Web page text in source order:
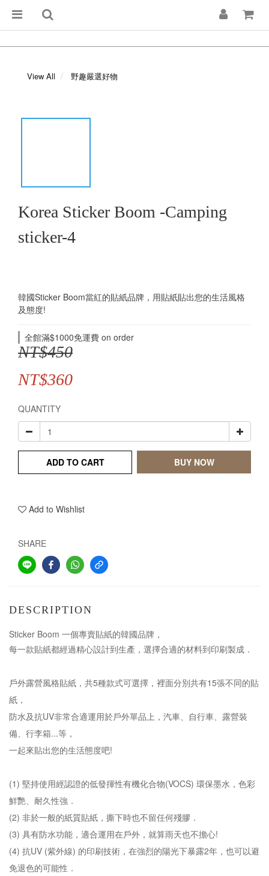
View All 野趣嚴選好物
Korea Sticker Boom -Camping
sticker-4
韓國Sticker Boom當紅的貼紙品牌，用貼紙貼出您的生活風格
及態度!
全館滿$1000免運費 on order
NT$450
NT$360
QUANTITY
ADD TO CART BUY NOW
Add to Wishlist
SHARE
DESCRIPTION
Sticker Boom 一個專賣貼紙的韓國品牌，
每一款貼紙都經過精心設計到生產，選擇合適的材料到印刷製成．
戶外露營風格貼紙，共5種款式可選擇，裡面分別共有15張不同的貼
紙，
防水及抗UV非常合適運用於戶外單品上，汽車、自行車、露營裝
備、行李箱...等，
一起來貼出您的生活態度吧!
(1) 堅持使用經認證的低發揮性有機化合物(VOCS) 環保墨水，色彩
鮮艷、耐久性強．
(2) 非於一般的紙質貼紙，撕下時也不留任何殘膠．
(3) 具有防水功能，適合運用在戶外，就算雨天也不擔心!
(4) 抗UV (紫外線) 的印刷技術，在強烈的陽光下暴露2年，也可以避
免退色的可能性．